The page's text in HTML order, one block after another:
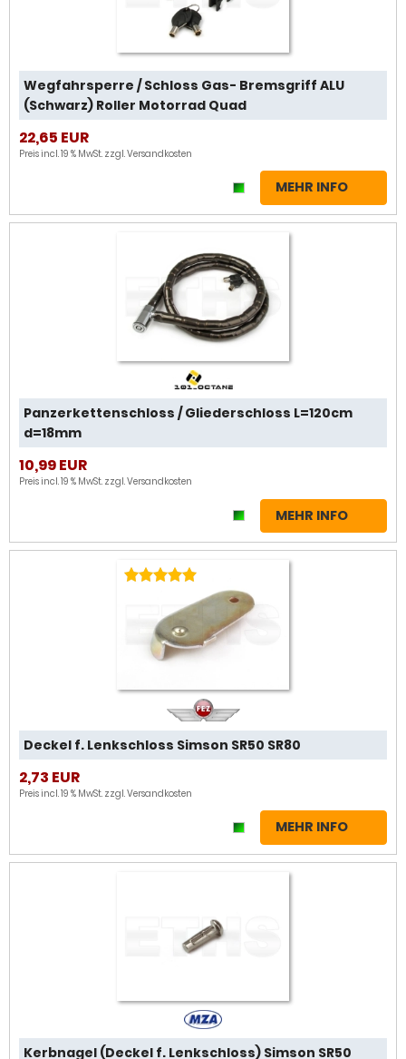
Wegfahrsperre / Schloss Gas- Bremsgriff ALU
(Schwarz) Roller Motorrad Quad
22,65 EUR
Preis incl. 19 % MwSt. zzgl.Versandkosten
MEHR INFO
Panzerkettenschloss / Gliederschloss L=120cm
d=18mm
10,99 EUR
Preis incl. 19 % MwSt. zzgl.Versandkosten
MEHR INFO
Deckel f. Lenkschloss Simson SR50 SR80
2,73 EUR
Preis incl. 19 % MwSt. zzgl.Versandkosten
MEHR INFO
Kerbnagel (Deckel f. Lenkschloss) Simson SR50